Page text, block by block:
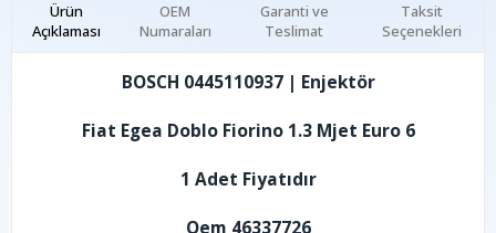
Ürün
Açıklaması
Garanti ve
Teslimat
Taksit
Seçenekleri
OEM
Numaraları
BOSCH 0445110937 | Enjektör
Fiat Egea Doblo Fiorino 1.3 Mjet Euro 6
1 Adet Fiyatıdır
Oem 46337726